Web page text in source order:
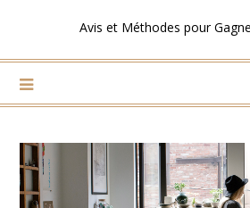
content
Avis et Méthodes pour